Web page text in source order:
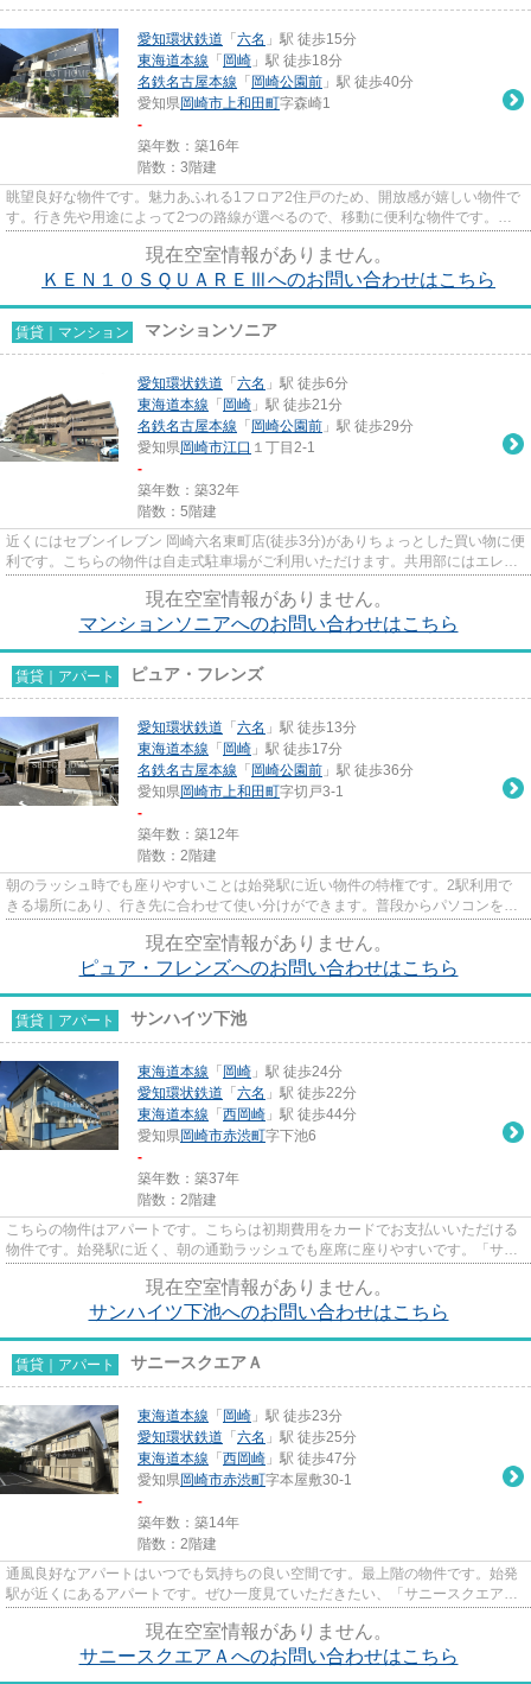
愛知環状鉄道 「 六名 」駅 徒歩15分
東海道本線 「 岡崎 」駅 徒歩18分
名鉄名古屋本線 「 岡崎公園前 」駅 徒歩40分
愛知県岡崎市上和田町字森崎1
-
築年数：築16年
階数：3階建
眺望良好な物件です。魅力あふれる1フロア2住戸のため、開放感が嬉しい物件で
す。行き先や用途によって2つの路線が選べるので、移動に便利な物件です。
現在空室情報がありません。
ＫＥＮ１０ＳＱＵＡＲＥⅢへのお問い合わせはこちら
賃貸｜マンション マンションソニア
愛知環状鉄道 「 六名 」駅 徒歩6分
東海道本線 「 岡崎 」駅 徒歩21分
名鉄名古屋本線 「 岡崎公園前 」駅 徒歩29分
愛知県岡崎市江口 １丁目2-1
-
築年数：築32年
階数：5階建
近くにはセブンイレブン 岡崎六名東町店(徒歩3分)がありちょっとした買い物に便
利です。こちらの物件は自走式駐車場がご利用いただけます。共用部にはエレベ
現在空室情報がありません。
マンションソニアへのお問い合わせはこちら
賃貸｜アパート ピュア・フレンズ
愛知環状鉄道 「 六名 」駅 徒歩13分
東海道本線 「 岡崎 」駅 徒歩17分
名鉄名古屋本線 「 岡崎公園前 」駅 徒歩36分
愛知県岡崎市上和田町字切戸3-1
-
築年数：築12年
階数：2階建
朝のラッシュ時でも座りやすいことは始発駅に近い物件の特権です。2駅利用で
きる場所にあり、行き先に合わせて使い分けができます。普段からパソコンを使
現在空室情報がありません。
ピュア・フレンズへのお問い合わせはこちら
賃貸｜アパート サンハイツ下池
東海道本線 「 岡崎 」駅 徒歩24分
愛知環状鉄道 「 六名 」駅 徒歩22分
東海道本線 「 西岡崎 」駅 徒歩44分
愛知県岡崎市赤渋町字下池6
-
築年数：築37年
階数：2階建
こちらの物件はアパートです。こちらは初期費用をカードでお支払いいただける
物件です。始発駅に近く、朝の通勤ラッシュでも座席に座りやすいです。「サン
現在空室情報がありません。
サンハイツ下池へのお問い合わせはこちら
賃貸｜アパート サニースクエアＡ
東海道本線 「 岡崎 」駅 徒歩23分
愛知環状鉄道 「 六名 」駅 徒歩25分
東海道本線 「 西岡崎 」駅 徒歩47分
愛知県岡崎市赤渋町字本屋敷30-1
-
築年数：築14年
階数：2階建
通風良好なアパートはいつでも気持ちの良い空間です。最上階の物件です。始発
駅が近くにあるアパートです。ぜひ一度見ていただきたい、「サニースクエア
現在空室情報がありません。
サニースクエアＡへのお問い合わせはこちら